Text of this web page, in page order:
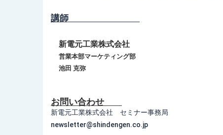
講師
新電元工業株式会社
営業本部マーケティング部
池田 克弥
お問い合わせ
新電元工業株式会社 セミナー事務局
newsletter@shindengen.co.jp